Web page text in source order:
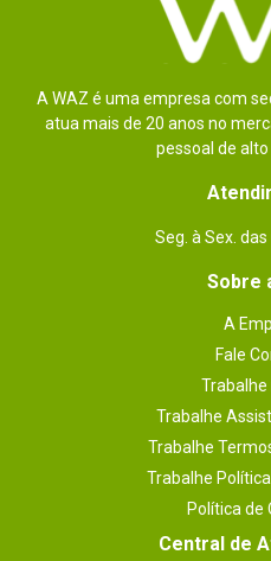
A WAZ é uma empresa com
atua mais de 20 anos no
pessoal de
Seg. à Sex.
Sobre
A
Fale
Trabalhe
Trabalhe
Trabalhe
Trabalhe
Política de
Central de